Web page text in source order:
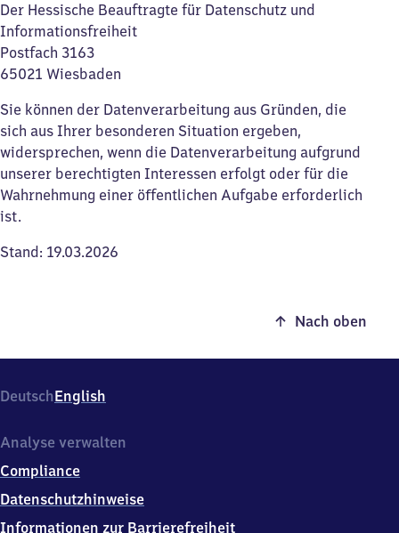
Der Hessische Beauftragte für Datenschutz und
Informationsfreiheit
Postfach 3163
65021 Wiesbaden
Sie können der Datenverarbeitung aus Gründen, die
sich aus Ihrer besonderen Situation ergeben,
widersprechen, wenn die Datenverarbeitung aufgrund
unserer berechtigten Interessen erfolgt oder für die
Wahrnehmung einer öffentlichen Aufgabe erforderlich
ist.
Stand: 19.03.2026
Nach oben
DeutschEnglish
Analyse verwalten
Compliance
Datenschutzhinweise
Informationen zur Barrierefreiheit